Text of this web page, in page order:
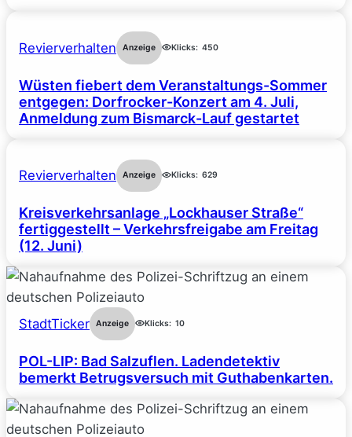
Revierverhalten Anzeige Klicks: 450
Wüsten fiebert dem Veranstaltungs-Sommer
entgegen: Dorfrocker-Konzert am 4. Juli,
Anmeldung zum Bismarck-Lauf gestartet
Revierverhalten Anzeige Klicks: 629
Kreisverkehrsanlage „Lockhauser Straße“
fertiggestellt – Verkehrsfreigabe am Freitag
(12. Juni)
StadtTicker Anzeige Klicks: 10
POL-LIP: Bad Salzuflen. Ladendetektiv
bemerkt Betrugsversuch mit Guthabenkarten.